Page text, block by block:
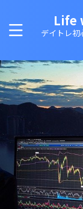
Life
デイトレ初